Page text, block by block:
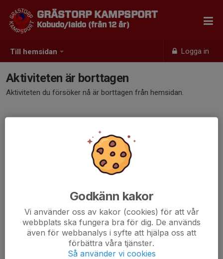
Till hemsidan Logga in
GRÄSTORP KAMPSPORT
Kobudo/Iaido (från 12 år)
Aktiviteten är borttagen
Aktiviteten du försöker nå är borttagen från hemsidan.
Godkänn kakor
Vi använder oss av kakor (cookies) för att vår
webbplats ska fungera bra för dig. De används
även för webbanalys i syfte att hjälpa oss att
förbättra våra tjänster.
Så använder vi cookies